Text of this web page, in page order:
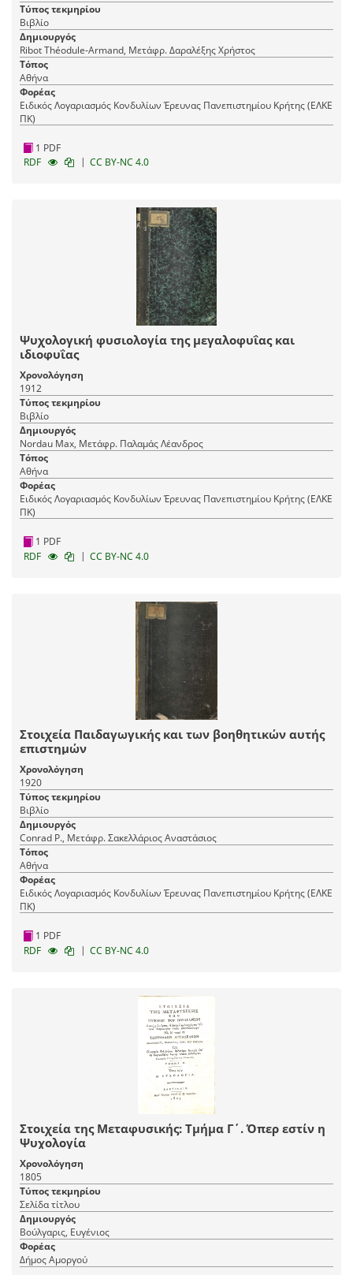
Τύπος τεκμηρίου
Βιβλίο
Δημιουργός
Ribot Théodule-Armand, Μετάφρ. Δαραλέξης Χρήστος
Τόπος
Αθήνα
Φορέας
Ειδικός Λογαριασμός Κονδυλίων Έρευνας Πανεπιστημίου Κρήτης (ΕΛΚΕ
ΠΚ)
1 PDF
RDF
| CC BY-NC 4.0
Ψυχολογική φυσιολογία της μεγαλοφυΐας και
ιδιοφυΐας
Χρονολόγηση
1912
Τύπος τεκμηρίου
Βιβλίο
Δημιουργός
Nordau Max, Μετάφρ. Παλαμάς Λέανδρος
Τόπος
Αθήνα
Φορέας
Ειδικός Λογαριασμός Κονδυλίων Έρευνας Πανεπιστημίου Κρήτης (ΕΛΚΕ
ΠΚ)
1 PDF
RDF
| CC BY-NC 4.0
Στοιχεία Παιδαγωγικής και των βοηθητικών αυτής
επιστημών
Χρονολόγηση
1920
Τύπος τεκμηρίου
Βιβλίο
Δημιουργός
Conrad P., Μετάφρ. Σακελλάριος Αναστάσιος
Τόπος
Αθήνα
Φορέας
Ειδικός Λογαριασμός Κονδυλίων Έρευνας Πανεπιστημίου Κρήτης (ΕΛΚΕ
ΠΚ)
1 PDF
RDF
| CC BY-NC 4.0
Στοιχεία της Μεταφυσικής: Τμήμα Γ΄. Όπερ εστίν η
Ψυχολογία
Χρονολόγηση
1805
Τύπος τεκμηρίου
Σελίδα τίτλου
Δημιουργός
Βούλγαρις, Ευγένιος
Φορέας
Δήμος Αμοργού